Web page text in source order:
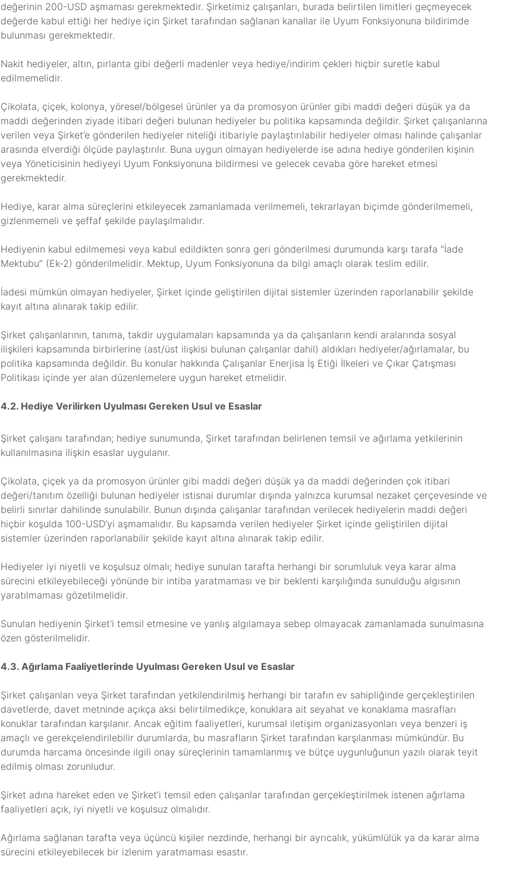
değerinin 200-USD aşmaması gerekmektedir. Şirketimiz çalışanları, burada belirtilen limitleri geçmeyecek
değerde kabul ettiği her hediye için Şirket tarafından sağlanan kanallar ile Uyum Fonksiyonuna bildirimde
bulunması gerekmektedir.
Nakit hediyeler, altın, pırlanta gibi değerli madenler veya hediye/indirim çekleri hiçbir suretle kabul
edilmemelidir.
Çikolata, çiçek, kolonya, yöresel/bölgesel ürünler ya da promosyon ürünler gibi maddi değeri düşük ya da
maddi değerinden ziyade itibari değeri bulunan hediyeler bu politika kapsamında değildir. Şirket çalışanlarına
verilen veya Şirket’e gönderilen hediyeler niteliği itibariyle paylaştırılabilir hediyeler olması halinde çalışanlar
arasında elverdiği ölçüde paylaştırılır. Buna uygun olmayan hediyelerde ise adına hediye gönderilen kişinin
veya Yöneticisinin hediyeyi Uyum Fonksiyonuna bildirmesi ve gelecek cevaba göre hareket etmesi
gerekmektedir.
Hediye, karar alma süreçlerini etkileyecek zamanlamada verilmemeli, tekrarlayan biçimde gönderilmemeli,
gizlenmemeli ve şeffaf şekilde paylaşılmalıdır.
Hediyenin kabul edilmemesi veya kabul edildikten sonra geri gönderilmesi durumunda karşı tarafa “İade
Mektubu” (Ek-2) gönderilmelidir. Mektup, Uyum Fonksiyonuna da bilgi amaçlı olarak teslim edilir.
İadesi mümkün olmayan hediyeler, Şirket içinde geliştirilen dijital sistemler üzerinden raporlanabilir şekilde
kayıt altına alınarak takip edilir.
Şirket çalışanlarının, tanıma, takdir uygulamaları kapsamında ya da çalışanların kendi aralarında sosyal
ilişkileri kapsamında birbirlerine (ast/üst ilişkisi bulunan çalışanlar dahil) aldıkları hediyeler/ağırlamalar, bu
politika kapsamında değildir. Bu konular hakkında Çalışanlar Enerjisa İş Etiği İlkeleri ve Çıkar Çatışması
Politikası içinde yer alan düzenlemelere uygun hareket etmelidir.
4.2. Hediye Verilirken Uyulması Gereken Usul ve Esaslar
Şirket çalışanı tarafından; hediye sunumunda, Şirket tarafından belirlenen temsil ve ağırlama yetkilerinin
kullanılmasına ilişkin esaslar uygulanır.
Çikolata, çiçek ya da promosyon ürünler gibi maddi değeri düşük ya da maddi değerinden çok itibari
değeri/tanıtım özelliği bulunan hediyeler istisnai durumlar dışında yalnızca kurumsal nezaket çerçevesinde ve
belirli sınırlar dahilinde sunulabilir. Bunun dışında çalışanlar tarafından verilecek hediyelerin maddi değeri
hiçbir koşulda 100-USD’yi aşmamalıdır. Bu kapsamda verilen hediyeler Şirket içinde geliştirilen dijital
sistemler üzerinden raporlanabilir şekilde kayıt altına alınarak takip edilir.
Hediyeler iyi niyetli ve koşulsuz olmalı; hediye sunulan tarafta herhangi bir sorumluluk veya karar alma
sürecini etkileyebileceği yönünde bir intiba yaratmaması ve bir beklenti karşılığında sunulduğu algısının
yaratılmaması gözetilmelidir.
Sunulan hediyenin Şirket’i temsil etmesine ve yanlış algılamaya sebep olmayacak zamanlamada sunulmasına
özen gösterilmelidir.
4.3. Ağırlama Faaliyetlerinde Uyulması Gereken Usul ve Esaslar
Şirket çalışanları veya Şirket tarafından yetkilendirilmiş herhangi bir tarafın ev sahipliğinde gerçekleştirilen
davetlerde, davet metninde açıkça aksi belirtilmedikçe, konuklara ait seyahat ve konaklama masrafları
konuklar tarafından karşılanır. Ancak eğitim faaliyetleri, kurumsal iletişim organizasyonları veya benzeri iş
amaçlı ve gerekçelendirilebilir durumlarda, bu masrafların Şirket tarafından karşılanması mümkündür. Bu
durumda harcama öncesinde ilgili onay süreçlerinin tamamlanmış ve bütçe uygunluğunun yazılı olarak teyit
edilmiş olması zorunludur.
Şirket adına hareket eden ve Şirket’i temsil eden çalışanlar tarafından gerçekleştirilmek istenen ağırlama
faaliyetleri açık, iyi niyetli ve koşulsuz olmalıdır.
Ağırlama sağlanan tarafta veya üçüncü kişiler nezdinde, herhangi bir ayrıcalık, yükümlülük ya da karar alma
sürecini etkileyebilecek bir izlenim yaratmaması esastır.